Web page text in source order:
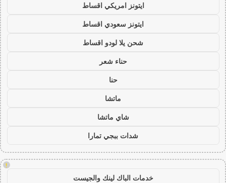
ايتونز امريكي اقساط
ايتونز سعودي اقساط
شحن يلا لودو اقساط
حناء شعر
حنا
ماتشا
شاي ماتشا
شدات ببجي تمارا
!
خدمات الباك لينك والجيست